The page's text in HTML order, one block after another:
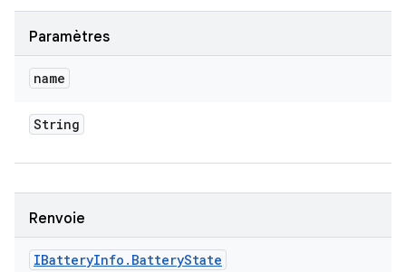
Paramètres
name
String
Renvoie
IBatteryInfo . BatteryState